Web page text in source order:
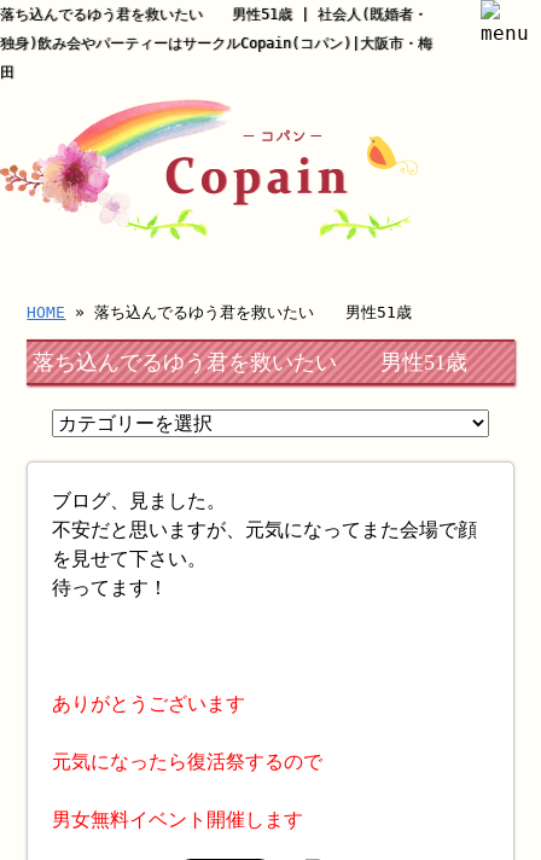
落ち込んでるゆう君を救いたい 男性51歳 | 社会人(既婚者・
独身)飲み会やパーティーはサークルCopain(コパン)|大阪市・梅
田
HOME » 落ち込んでるゆう君を救いたい 男性51歳
落ち込んでるゆう君を救いたい 男性51歳
ブログ、見ました。
不安だと思いますが、元気になってまた会場で顔
を見せて下さい。
待ってます！
ありがとうございます
元気になったら復活祭するので
男女無料イベント開催します